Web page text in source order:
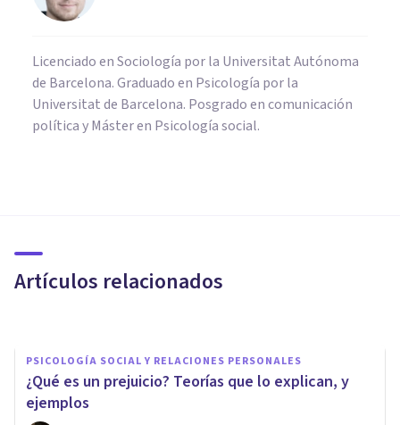
Licenciado en Sociología por la Universitat Autónoma
de Barcelona. Graduado en Psicología por la
Universitat de Barcelona. Posgrado en comunicación
política y Máster en Psicología social.
Artículos relacionados
personas
PSICOLOGÍA SOCIAL Y RELACIONES PERSONALES
¿Qué es un prejuicio? Teorías que lo explican, y
ejemplos